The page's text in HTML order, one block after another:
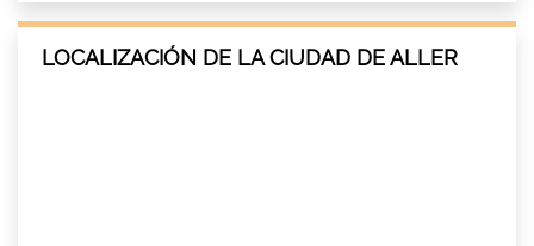
LOCALIZACIÓN DE LA CIUDAD DE ALLER